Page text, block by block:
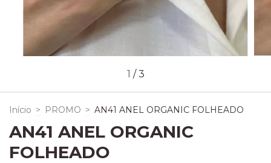
1 /3
Início > PROMO > AN41 ANEL ORGANIC FOLHEADO
AN41 ANEL ORGANIC
FOLHEADO